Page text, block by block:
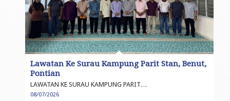
Lawatan Ke Surau Kampung Parit Stan, Benut,
Pontian
LAWATAN KE SURAU KAMPUNG PARIT…
08/07/2026